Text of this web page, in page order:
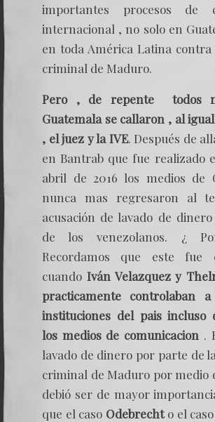
importantes procesos de
internacional , no solo en
en toda América Latina
criminal de Maduro.
Pero , de repente todos
Guatemala se callaron , al
, el juez y la IVE. Después de
en Bantrab que fue realizado
abril de 2016 los medios de
nunca mas regresaron al
acusación de lavado de
de los venezolanos. ¿
Recordamos que este fue
cuando Iván Velazquez y
practicamente controlaban
instituciones del pais incluso
los medios de comunicacion .
lavado de dinero por parte de
criminal de Maduro por medio
debió ser de mayor
que el caso Odebrechto el